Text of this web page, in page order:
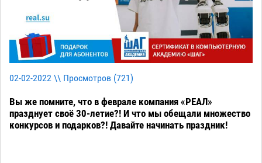
02-02-2022 \\ Просмотров (721)
Вы же помните, что в феврале компания «РЕАЛ»
празднует своё 30-летие?! И что мы обещали множество
конкурсов и подарков?! Давайте начинать праздник!